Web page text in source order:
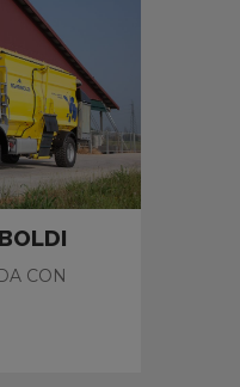
CON